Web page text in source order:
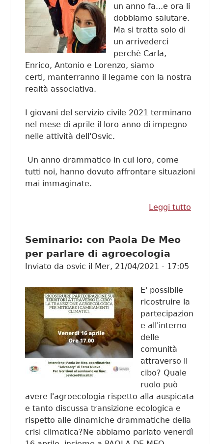
un anno fa...e ora li
dobbiamo salutare.
Ma si tratta solo di
un arrivederci
perchè Carla,
Enrico, Antonio e Lorenzo, siamo
certi, manterranno il legame con la nostra
realtà associativa.
I giovani del servizio civile 2021 terminano
nel mese di aprile il loro anno di impegno
nelle attività dell'Osvic.
Un anno drammatico in cui loro, come
tutti noi, hanno dovuto affrontare situazioni
mai immaginate.
Leggi tutto
Seminario: con Paola De Meo
per parlare di agroecologia
Inviato da osvic il Mer, 21/04/2021 - 17:05
E' possibile
ricostruire la
partecipazion
e all'interno
delle
comunità
attraverso il
cibo? Quale
ruolo può
avere l'agroecologia rispetto alla auspicata
e tanto discussa transizione ecologica e
rispetto alle dinamiche drammatiche della
crisi climatica?Ne abbiamo parlato venerdì